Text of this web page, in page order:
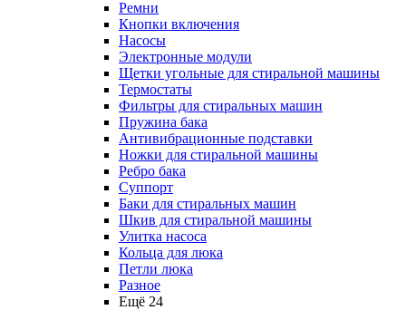
Ремни
Кнопки включения
Насосы
Электронные модули
Щетки угольные для стиральной машины
Термостаты
Фильтры для стиральных машин
Пружина бака
Антивибрационные подставки
Ножки для стиральной машины
Ребро бака
Суппорт
Баки для стиральных машин
Шкив для стиральной машины
Улитка насоса
Кольца для люка
Петли люка
Разное
Ещё 24